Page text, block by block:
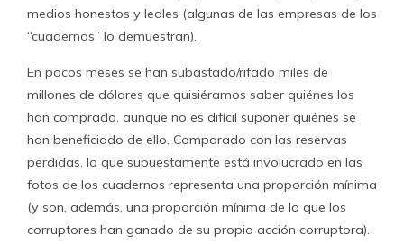
medios honestos y leales (algunas de las empresas de los
“cuadernos” lo demuestran).
En pocos meses se han subastado/rifado miles de
millones de dólares que quisiéramos saber quiénes los
han comprado, aunque no es difícil suponer quiénes se
han beneficiado de ello. Comparado con las reservas
perdidas, lo que supuestamente está involucrado en las
fotos de los cuadernos representa una proporción mínima
(y son, además, una proporción mínima de lo que los
corruptores han ganado de su propia acción corruptora).